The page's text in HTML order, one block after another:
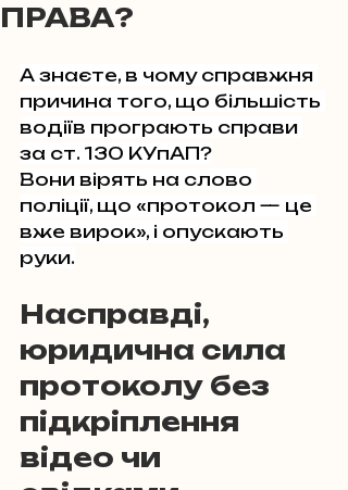
ПРАВА?
А знаєте, в чому справжня
причина того, що більшість
водіїв програють справи
за ст. 130 КУпАП?
Вони вірять на слово
поліції, що «протокол — це
вже вирок», і опускають
руки.
Насправді,
юридична сила
протоколу без
підкріплення
відео чи